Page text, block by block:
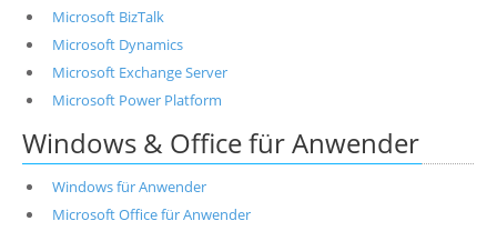
Microsoft BizTalk
Microsoft Dynamics
Microsoft Exchange Server
Microsoft Power Platform
Windows & Office für Anwender
Windows für Anwender
Microsoft Office für Anwender